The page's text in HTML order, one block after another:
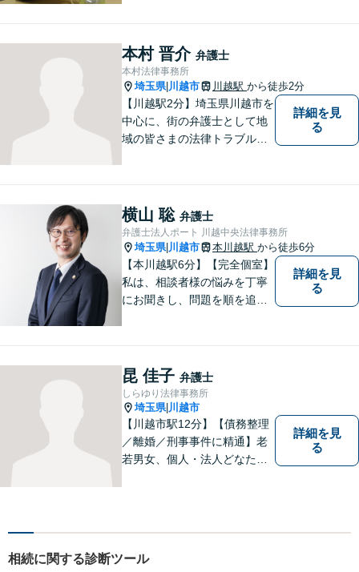
本村 晋介 弁護士
本村法律事務所
埼玉県| 川越市 川越駅 から徒歩2分
【川越駅2分】埼玉県川越市を
中心に、街の弁護士として地
域の皆さまの法律トラブル解
どうぞお気軽にご相談くださ
い。
詳細を見
る
横山 聡 弁護士
弁護士法人ポート 川越中央法律事務所
埼玉県| 川越市 本川越駅 から徒歩6分
【本川越駅6分】【完全個室】
私は、相談者様の悩みを丁寧
にお聞きし、問題を順を追っ
ん。問題を解決するための適
切なサポートを提供します。
お気軽にご相談ください。
詳細を見
る
昆 佳子 弁護士
しらゆり法律事務所
埼玉県| 川越市
【川越市駅12分】【債務整理
／離婚／刑事事件に精通】老
若男女、個人・法人どなたか
の喜びです。お困りの際はお
全個室対応】
詳細を見
る
相続に関する診断ツール